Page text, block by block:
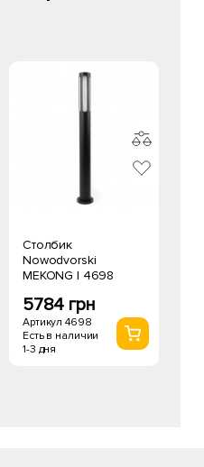
Столбик
Nowodvorski
MEKONG I 4698
5784 грн
Артикул 4698
Есть в наличии
1-3 дня